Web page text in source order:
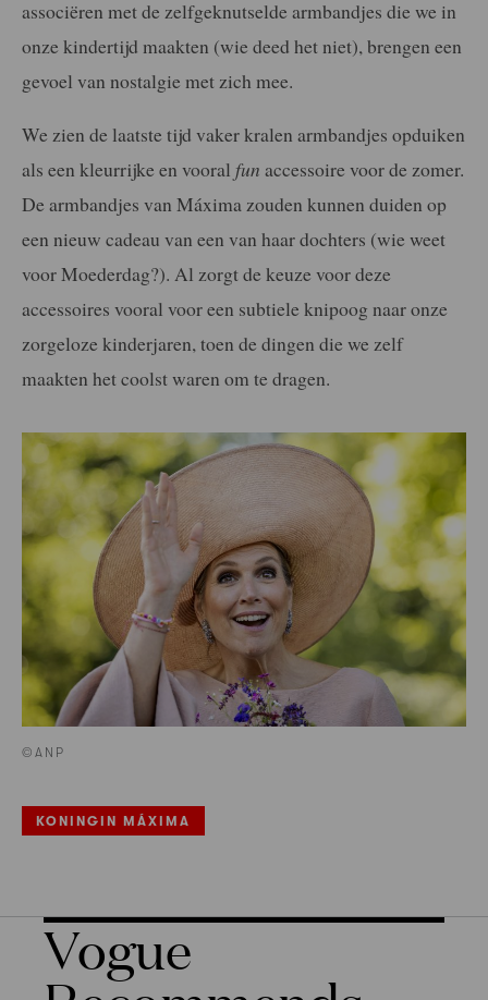
associëren met de zelfgeknutselde armbandjes die we in
onze kindertijd maakten (wie deed het niet), brengen een
gevoel van nostalgie met zich mee.
We zien de laatste tijd vaker kralen armbandjes opduiken
als een kleurrijke en vooral fun accessoire voor de zomer.
De armbandjes van Máxima zouden kunnen duiden op
een nieuw cadeau van een van haar dochters (wie weet
voor Moederdag?). Al zorgt de keuze voor deze
accessoires vooral voor een subtiele knipoog naar onze
zorgeloze kinderjaren, toen de dingen die we zelf
maakten het coolst waren om te dragen.
©ANP
KONINGIN MÁXIMA
Vogue